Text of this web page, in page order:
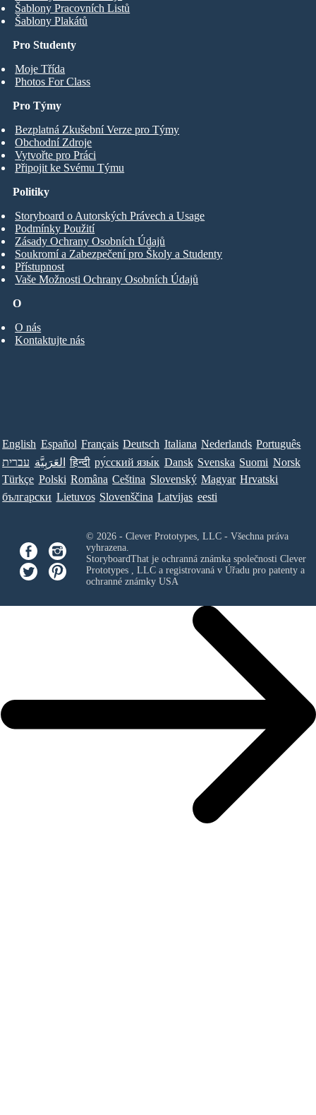
Pro Studenty
Moje Třída
Photos For Class
Šablony Pracovních Listů
Šablony Plakátů
Pro Týmy
Bezplatná Zkušební Verze pro Týmy
Obchodní Zdroje
Vytvořte pro Práci
Připojit ke Svému Týmu
O
O nás
Kontaktujte nás
Politiky
Storyboard o Autorských Právech a Usage
Podmínky Použití
Zásady Ochrany Osobních Údajů
Soukromí a Zabezpečení pro Školy a Studenty
Přístupnost
Vaše Možnosti Ochrany Osobních Údajů
English Español Français Deutsch Italiana Nederlands Português
עברית العَرَبِيَّة हिन्दी ру́сский язы́к Dansk Svenska Suomi Norsk
Türkçe Polski Româna Ceština Slovenský Magyar Hrvatski
български Lietuvos Slovenščina Latvijas eesti
© 2026 - Clever Prototypes, LLC - Všechna práva
vyhrazena.
StoryboardThat je ochranná známka společnosti Clever
Prototypes , LLCa registrovaná v Úřadu pro patenty a
ochranné známky USA